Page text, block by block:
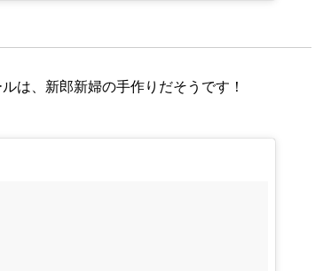
は、新郎新婦の手作りだそうです！